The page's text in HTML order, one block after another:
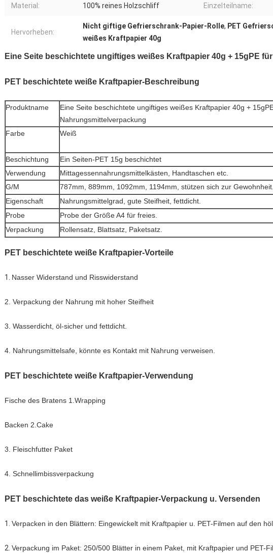
Material: 100% reines Holzschliff Einzelteilname:
Hervorheben:
Nicht giftige Gefrierschrank-Papier-Rolle, PET
weißes Kraftpapier 40g
Eine Seite beschichtete ungiftiges weißes Kraftpapier 40g + 15gPE
PET beschichtete weiße Kraftpapier-Beschreibung
Produktname
Eine Seite beschichtete ungiftiges weißes Kraftpapier 40g +
Nahrungsmittelverpackung
Farbe
Weiß
Beschichtung
Ein Seiten-PET 15g beschichtet
Verwendung
Mittagessennahrungsmittelkästen, Handtaschen etc.
G/M
787mm, 889mm, 1092mm, 1194mm, stützen sich zur Gewohnheit.
Eigenschaft
Nahrungsmittelgrad, gute Steifheit, fettdicht.
Probe
Probe der Größe A4 für freies.
Verpackung
Rollensatz, Blattsatz, Paketsatz.
PET beschichtete weiße Kraftpapier-Vorteile
1. Nasser Widerstand und Risswiderstand
2. Verpackung der Nahrung mit hoher Steifheit
3. Wasserdicht, öl-sicher und fettdicht.
4. Nahrungsmittelsafe, könnte es Kontakt mit Nahrung verweisen.
PET beschichtete weiße Kraftpapier-Verwendung
Fische des Bratens 1.Wrapping
Backen 2.Cake
3. Fleischfutter Paket
4. Schnellimbissverpackung
PET beschichtete das weiße Kraftpapier-Verpackung u. Versenden
1. Verpacken in den Blättern: Eingewickelt mit Kraftpapier u. PET-Filmen auf den
2. Verpackung im Paket: 250/500 Blätter in einem Paket, mit Kraftpapier und PET-